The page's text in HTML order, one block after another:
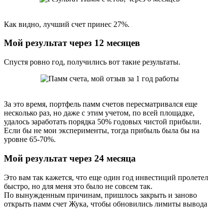
Как видно, лучший счет принес 27%.
Мой результат через 12 месяцев
Спустя ровно год, получились вот такие результаты.
За это время, портфель памм счетов пересматривался еще
несколько раз, но даже с этим учетом, по всей площадке,
удалось заработать порядка 50% годовых чистой прибыли.
Если бы не мои эксперименты, тогда прибыль была бы на
уровне 65-70%.
Мой результат через 24 месяца
Это вам так кажется, что еще один год инвестиций пролетел
быстро, но для меня это было не совсем так.
По вынужденным причинам, пришлось закрыть и заново
открыть памм счет Жука, чтобы обновились лимиты вывода